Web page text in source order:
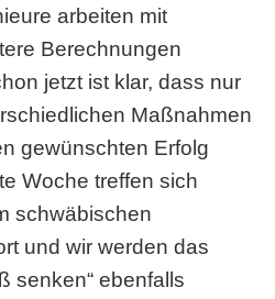
arbeiten mit
Berechnungen
jetzt ist klar, dass nur
Maßnahmen
gewünschten Erfolg
Woche treffen sich
schwäbischen
und wir werden das
senken“ ebenfalls